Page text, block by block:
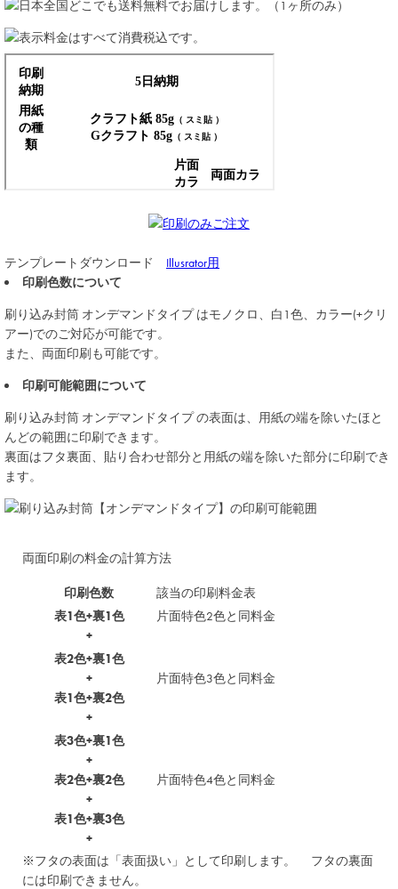
テンプレートダウンロード Illusrator用
印刷色数について
刷り込み封筒 オンデマンドタイプはモノクロ、白1色、カラー(+クリ
アー)でのご対応が可能です。
また、両面印刷も可能です。
印刷可能範囲について
刷り込み封筒 オンデマンドタイプの表面は、用紙の端を除いたほと
んどの範囲に印刷できます。
裏面はフタ裏面、貼り合わせ部分と用紙の端を除いた部分に印刷でき
ます。
両面印刷の料金の計算方法
印刷色数
該当の印刷料金表
表1色+裏1色
+
片面特色2色と同料金
表2色+裏1色
+
表1色+裏2色
+
片面特色3色と同料金
表3色+裏1色
+
表2色+裏2色
+
表1色+裏3色
+
片面特色4色と同料金
※フタの表面は「表面扱い」として印刷します。 フタの裏面
には印刷できません。